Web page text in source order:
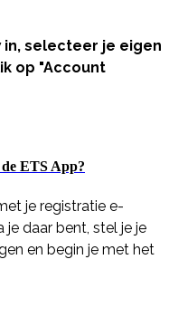
in, selecteer je eigen
op "Account
ETS App?
je registratie e-
je daar bent, stel je je
en begin je met het